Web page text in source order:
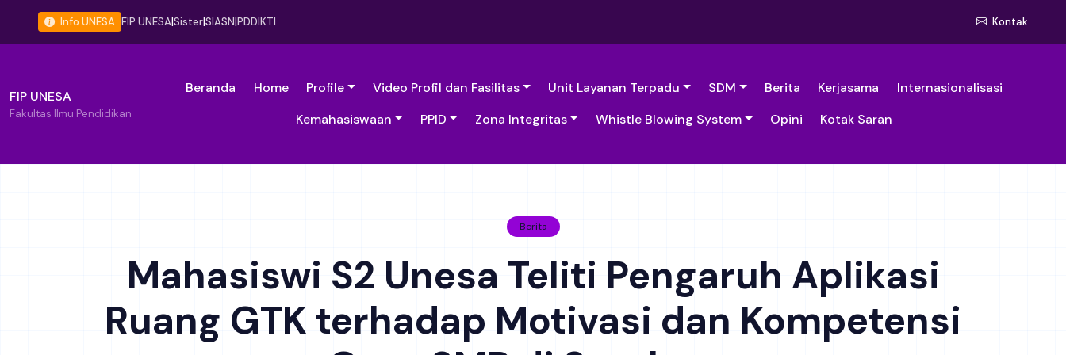
Info UNESA FIP UNESA|Sister|SIASN|PDDIKTI Kontak
FIP UNESA
Fakultas Ilmu Pendidikan
Beranda Home Profile Video Profil dan Fasilitas Unit Layanan Terpadu SDM Berita Kerjasama
Internasionalisasi
Kemahasiswaan
PPID Zona Integritas Whistle Blowing System Opini Kotak Saran
Berita
Mahasiswi S2 Unesa Teliti Pengaruh Aplikasi
Ruang GTK terhadap Motivasi dan Kompetensi